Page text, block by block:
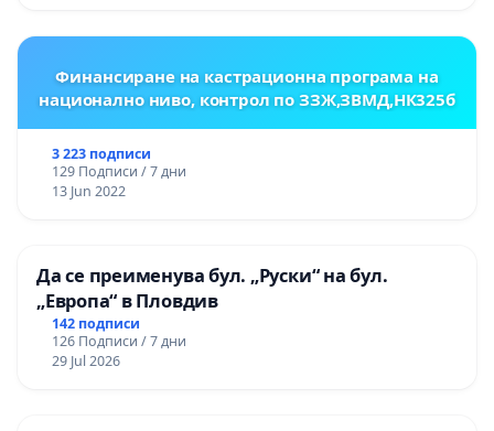
Финансиране на кастрационна програма на
национално ниво, контрол по ЗЗЖ,ЗВМД,НК325б
3 223 подписи
129 Подписи / 7 дни
13 Jun 2022
Да се преименува бул. „Руски“ на бул.
„Европа“ в Пловдив
142 подписи
126 Подписи / 7 дни
29 Jul 2026